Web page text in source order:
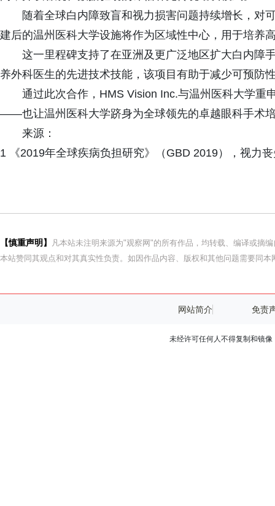
随着全球白内障致盲和视力损害问题持续增长，对
建后的温州医科大学设施将作为区域性中心，用于培养
这一里程碑支持了在亚洲及更广泛地区扩大白内障
养外科医生的先进技术技能，该项目有助于减少可预防
通过此次合作，HMS Vision Inc.与温州医科大学重
——也让温州医科大学跻身为全球领先的卓越眼科手术
来源：
1 《2019年全球疾病负担研究》（GBD 2019），视力
【慎重声明】
凡本站未注明来源为"观察网"的所有作品，均转载、编译或摘
本站赞同其观点和对其真实性负责。如因作品内容、版权和其他问题需要同本
网站简介 免责
未经许可任何人不得复制和镜